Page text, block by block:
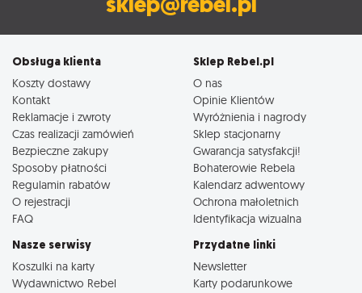
Obsługa klienta
Koszty dostawy
Kontakt
Reklamacje i zwroty
Czas realizacji zamówień
Bezpieczne zakupy
Sposoby płatności
Regulamin rabatów
O rejestracji
FAQ
Sklep Rebel.pl
O nas
Opinie Klientów
Wyróżnienia i nagrody
Sklep stacjonarny
Gwarancja satysfakcji!
Bohaterowie Rebela
Kalendarz adwentowy
Ochrona małoletnich
Identyfikacja wizualna
Nasze serwisy
Koszulki na karty
Wydawnictwo Rebel
Przydatne linki
Newsletter
Karty podarunkowe